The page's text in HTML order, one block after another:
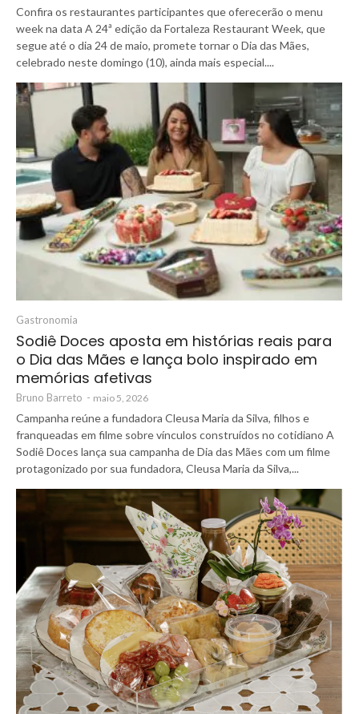
Confira os restaurantes participantes que oferecerão o menu
week na data A 24ª edição da Fortaleza Restaurant Week, que
segue até o dia 24 de maio, promete tornar o Dia das Mães,
celebrado neste domingo (10), ainda mais especial....
Gastronomia
Sodiê Doces aposta em histórias reais para
o Dia das Mães e lança bolo inspirado em
memórias afetivas
Bruno Barreto - maio 5, 2026
Campanha reúne a fundadora Cleusa Maria da Silva, filhos e
franqueadas em filme sobre vínculos construídos no cotidiano A
Sodiê Doces lança sua campanha de Dia das Mães com um filme
protagonizado por sua fundadora, Cleusa Maria da Silva,...